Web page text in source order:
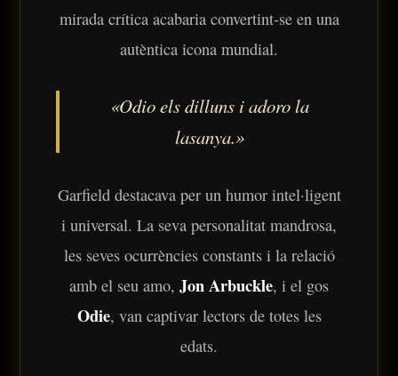
contingut
mirada crítica acabaria convertint-se en una
autèntica icona mundial.
«Odio els dilluns i adoro la
lasanya.»
Garfield destacava per un humor intel·ligent
i universal. La seva personalitat mandrosa,
les seves ocurrències constants i la relació
amb el seu amo, Jon Arbuckle, i el gos
Odie, van captivar lectors de totes les
edats.